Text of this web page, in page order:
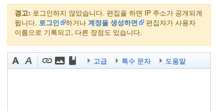
경고: 로그인하지 않았습니다. 편집을 하면 IP 주소가 공개되게
됩니다. 로그인 하거나 계정을 생성하면
편집자가 사용자
이름으로 기록되고, 다른 장점도 있습니다.
고급 특수 문자 도움말